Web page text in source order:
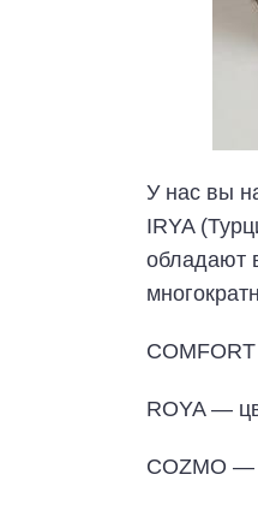
У нас вы
IRYA
обладают
ROYA —
COZMO —